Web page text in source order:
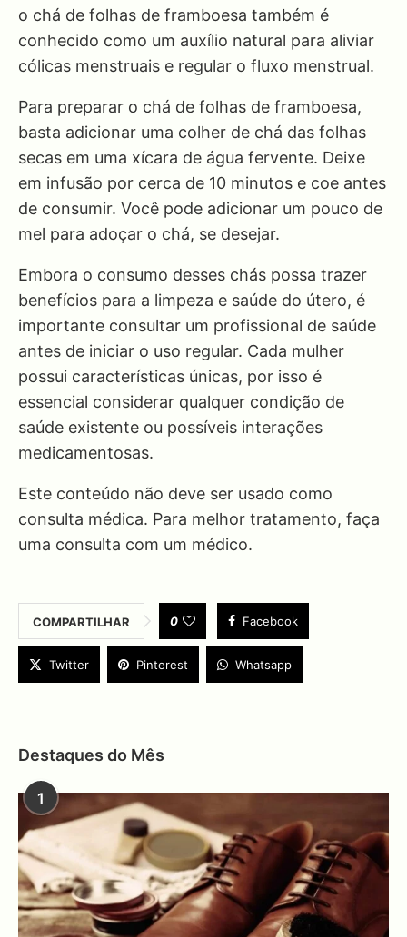
o chá de folhas de framboesa também é
conhecido como um auxílio natural para aliviar
cólicas menstruais e regular o fluxo menstrual.
Para preparar o chá de folhas de framboesa,
basta adicionar uma colher de chá das folhas
secas em uma xícara de água fervente. Deixe
em infusão por cerca de 10 minutos e coe antes
de consumir. Você pode adicionar um pouco de
mel para adoçar o chá, se desejar.
Embora o consumo desses chás possa trazer
benefícios para a limpeza e saúde do útero, é
importante consultar um profissional de saúde
antes de iniciar o uso regular. Cada mulher
possui características únicas, por isso é
essencial considerar qualquer condição de
saúde existente ou possíveis interações
medicamentosas.
Este conteúdo não deve ser usado como
consulta médica. Para melhor tratamento, faça
uma consulta com um médico.
COMPARTILHAR 0 Facebook
Twitter Pinterest Whatsapp
Destaques do Mês
1